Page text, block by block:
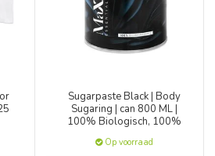
Sugarpaste Black | Body
Sugaring | can 800 ML |
100% Biologisch, 100%
Op voorraad